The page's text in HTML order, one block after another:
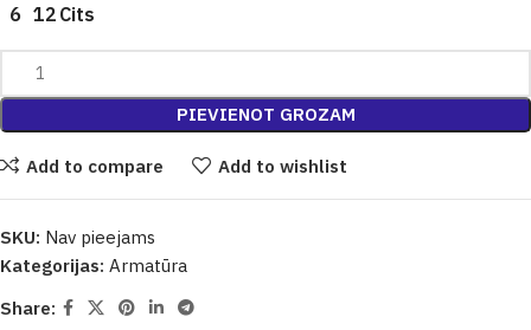
6 12 Cits
PIEVIENOT GROZAM
Add to compare Add to wishlist
SKU: Nav pieejams
Kategorijas: Armatūra
Share: